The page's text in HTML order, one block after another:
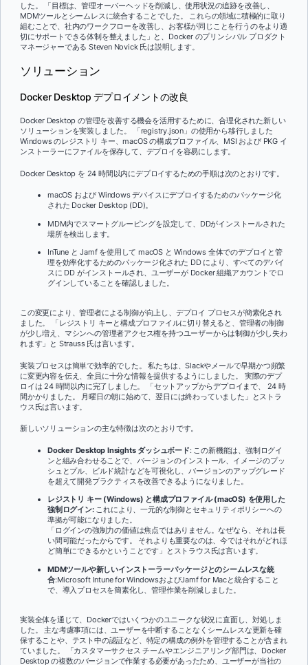
した。 「目標は、管理オーバーヘッドを削減し、使用状況の追跡を改善し、
MDMツールとシームレスに統合することでした。 これらの領域に積極的に取り
組むことで、社内のワークフローを改善し、お客様が同じことを行うのをより適
切にサポートできる体制を整えました」と、Docker のプリンシパル プロダクト
マネージャーである Steven Novick 氏は説明します。
ソリューション
Docker Desktop デプロイメントの改良
Docker Desktop の管理を改善する機会を活用するために、合理化された新しい
ソリューションを実装しました。 「registry.json」の使用から移行しました
Windows のレジストリ キー、macOS の構成プロファイル、MSI および PKG イ
ンストーラーにファイルを保存して、デプロイを容易にします。
Docker Desktop を 24 時間以内にデプロイするための手順は次のとおりです。
macOS および Windows デバイスにデプロイするためのパッケージ化
された Docker Desktop (DD)。
MDM内でスマートグルーピングを設定して、DDがインストールされた
場所を検出します。
InTune と Jamf を使用して macOS と Windows 全体でのデプロイと管
理を効率化するためのパッケージ化された DD により、すべてのデバイ
スに DD がインストールされ、ユーザーが Docker 組織アカウントでロ
グインしていることを確認しました。
この変更により、管理者による制御が向上し、デプロイ プロセスが簡素化され
ました。 「レジストリ キーと構成プロファイルに切り替えると、管理者の制御
が少し増え、マシンへの管理者アクセス権を持つユーザーからは制御が少し失わ
れます」と Strauss 氏は言います。
実装プロセスは簡単で効率的でした。 私たちは、Slackやメールで早期かつ頻繁
に変更内容を伝え、全員に十分な情報を提供するようにしました。 実際のデプ
ロイは 24 時間以内に完了しました。 「セットアップからデプロイまで、 24 時
間かかりました。 月曜日の朝に始めて、翌日には終わっていました」とストラ
ウス氏は言います。
新しいソリューションの主な特徴は次のとおりです。
Docker Desktop Insights ダッシュボード: この新機能は、強制ログイ
ンと組み合わせることで、バージョンのインストール、イメージのプッ
シュとプル、ビルド統計などを可視化し、バージョンのアップグレード
を超えて開発プラクティスを改善できるようになりました。
レジストリ キー (Windows) と構成プロファイル (macOS) を使用した
強制ログイン:これにより、一元的な制御とセキュリティポリシーへの
準拠が可能になりました。
「ログインの強制力の価値は焦点ではありません。なぜなら、それは長
い間可能だったからです。 それよりも重要なのは、今ではそれがどれほ
ど簡単にできるかということです」とストラウス氏は言います。
MDMツールや新しいインストーラーパッケージとのシームレスな統
合:Microsoft Intune for WindowsおよびJamf for Macと統合すること
で、導入プロセスを簡素化し、管理作業を削減しました。
実装全体を通じて、Dockerではいくつかのユニークな状況に直面し、対処しま
した。 主な考慮事項には、ユーザーを中断することなくシームレスな更新を確
保することや、テスト中の認証など、特定の構成の例外を管理することが含まれ
ていました。 「カスタマーサクセス チームやエンジニアリング部門は、Docker
Desktop の複数のバージョンで作業する必要があったため、ユーザーが当社の